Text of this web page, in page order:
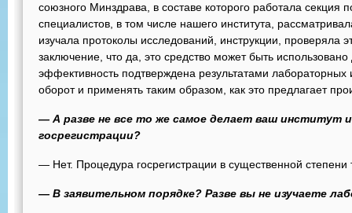
союзного Минздрава, в составе которого работала секция
специалистов, в том числе нашего института,
изучала протоколы исследований, инструкции, проверяла
заключение, что да, это средство может быть
эффективность подтверждена результатами лабораторных
оборот и применять таким образом, как это предлагает
— А разве не все то же самое делает ваш институт
госрегистрации?
— Нет. Процедура госрегистрации в существенной степени
— В заявительном порядке? Разве вы не изучаете